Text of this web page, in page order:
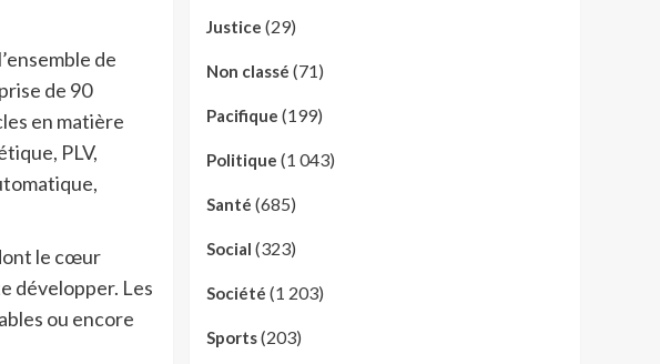
de
de 90
en matière
PLV,
le cœur
développer. Les
ou encore
Justice (29)
Non classé (71)
Pacifique (199)
Politique (1 043)
Santé (685)
Social (323)
Société (1 203)
Sports(203)